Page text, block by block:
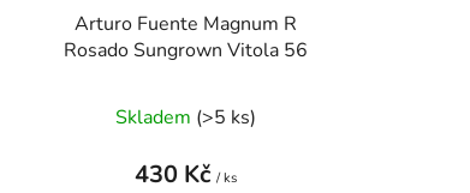
Arturo Fuente Magnum R
Rosado Sungrown Vitola 56
Skladem (>5 ks)
430 Kč/ ks